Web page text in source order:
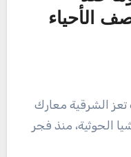
الأحياء
الحوثية، منذ فجر